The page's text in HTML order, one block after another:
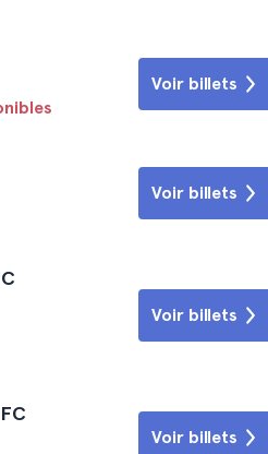
Voir billets
Voir billets
Voir billets
Voir billets